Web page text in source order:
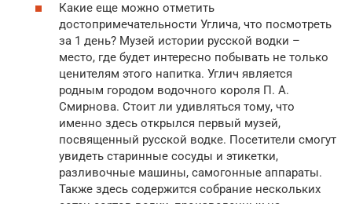
Какие еще можно отметить
достопримечательности Углича, что посмотреть
за 1 день? Музей истории русской водки –
место, где будет интересно побывать не только
ценителям этого напитка. Углич является
родным городом водочного короля П. А.
Смирнова. Стоит ли удивляться тому, что
именно здесь открылся первый музей,
посвященный русской водке. Посетители смогут
увидеть старинные сосуды и этикетки,
разливочные машины, самогонные аппараты.
Также здесь содержится собрание нескольких